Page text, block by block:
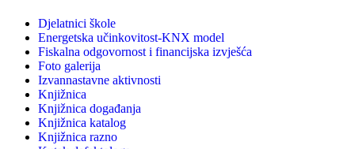
Djelatnici škole
Energetska učinkovitost-KNX model
Fiskalna odgovornost i financijska izvješća
Foto galerija
Izvannastavne aktivnosti
Knjižnica
Knjižnica događanja
Knjižnica katalog
Knjižnica razno